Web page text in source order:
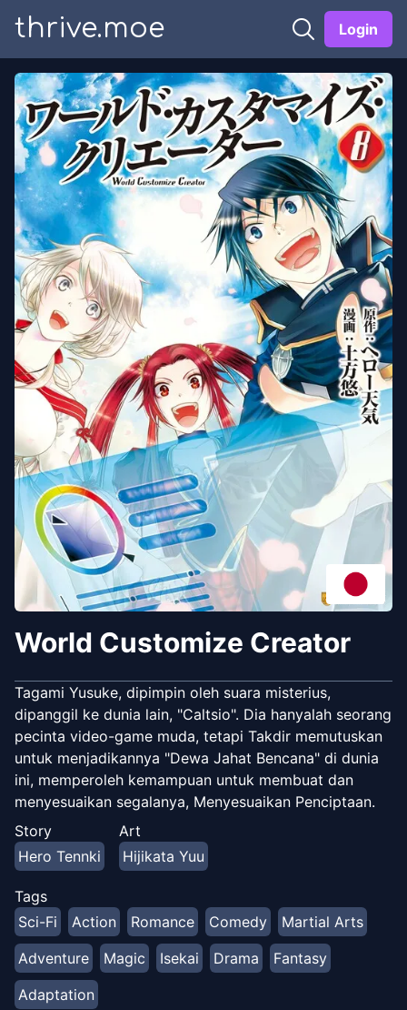
thrive.moe Login
World Customize Creator
Tagami Yusuke, dipimpin oleh suara misterius,
dipanggil ke dunia lain, "Caltsio". Dia hanyalah seorang
pecinta video-game muda, tetapi Takdir memutuskan
untuk menjadikannya "Dewa Jahat Bencana" di dunia
ini, memperoleh kemampuan untuk membuat dan
menyesuaikan segalanya, Menyesuaikan Penciptaan.
Story
Hero Tennki
Art
Hijikata Yuu
Tags
Sci-Fi
Action Romance Comedy
Martial Arts
Adventure
Magic Isekai Drama
Fantasy
Adaptation